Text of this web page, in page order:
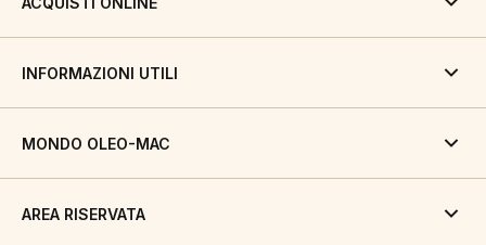
INFORMAZIONI UTILI
MONDO OLEO-MAC
AREA RISERVATA